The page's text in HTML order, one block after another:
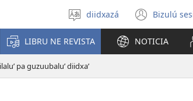
Gulí
ti
diidxaʼ
diidxazá Bizulú
new
LIBRU NE REVISTA NOTICIA
pa guzuubaluʼ diidxaʼ